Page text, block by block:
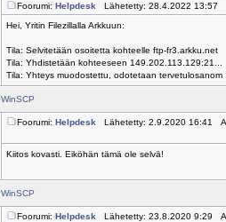
Foorumi: Helpdesk Lähetetty: 28.4.2022 13:57
Hei, Yritin Filezillalla Arkkuun:
Tila: Selvitetään osoitetta kohteelle ftp-fr3.arkku.net
Tila: Yhdistetään kohteeseen 149.202.113.129:21...
Tila: Yhteys muodostettu, odotetaan tervetulosanom
WinSCP
Foorumi: Helpdesk Lähetetty: 2.9.2020 16:41
Kiitos kovasti. Eiköhän tämä ole selvä!
WinSCP
Foorumi: Helpdesk Lähetetty: 23.8.2020 9:29